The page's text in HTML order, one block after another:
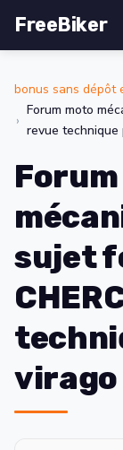
FreeBiker
bonus sans dépôt
Forum moto
revue
sujet
virago